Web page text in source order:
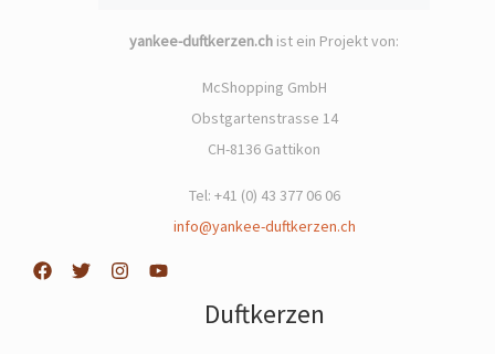
yankee-duftkerzen.ch ist ein Projekt von:
McShopping GmbH
Obstgartenstrasse 14
CH-8136 Gattikon
Tel: +41 (0) 43 377 06 06
info@yankee-duftkerzen.ch
Duftkerzen